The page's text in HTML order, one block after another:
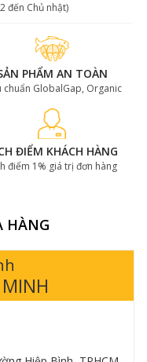
đến Chủ nhật)
PHẨM AN TOÀN
chuẩn GlobalGap, Organic
ĐIỂM KHÁCH HÀNG
điểm 1% giá trị đơn hàng
HÀNG